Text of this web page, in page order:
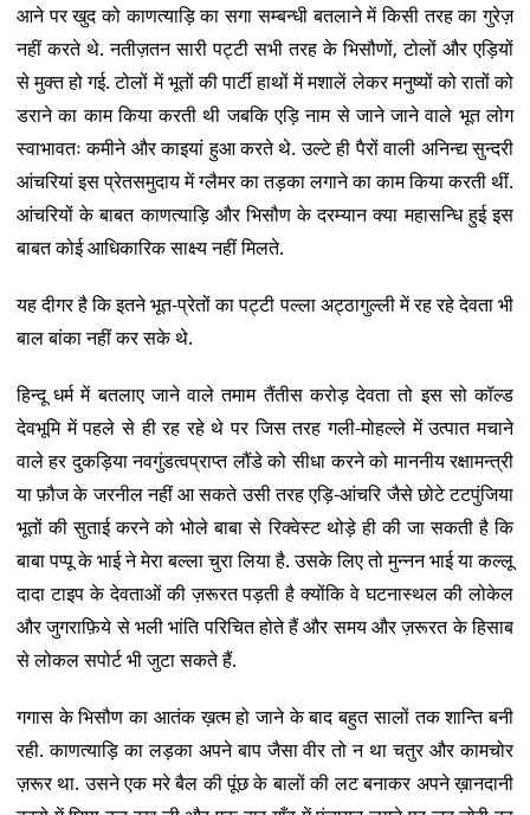
आने पर खुद को काणत्याड़ि का सगा सम्बन्धी बतलाने में किसी तरह का गुरेज़
नहीं करते थे. नतीज़तन सारी पट्टी सभी तरह के भिसौणों, टोलों और एड़ियों
से मुक्त हो गई. टोलों में भूतों की पार्टी हाथों में मशालें लेकर मनुष्यों को रातों को
डराने का काम किया करती थी जबकि एड़ि नाम से जाने जाने वाले भूत लोग
स्वाभावतः कमीने और काइयां हुआ करते थे. उल्टे ही पैरों वाली अनिन्द्य सुन्दरी
आंचरियां इस प्रेतसमुदाय में ग्लैमर का तड़का लगाने का काम किया करती थीं.
आंचरियों के बाबत काणत्याड़ि और भिसौण के दरम्यान क्या महासन्धि हुई इस
बाबत कोई आधिकारिक साक्ष्य नहीं मिलते.
यह दीगर है कि इतने भूत-प्रेतों का पट्टी पल्ला अट्ठागुल्ली में रह रहे देवता भी
बाल बांका नहीं कर सके थे.
हिन्दू धर्म में बतलाए जाने वाले तमाम तैंतीस करोड़ देवता तो इस सो कॉल्ड
देवभूमि में पहले से ही रह रहे थे पर जिस तरह गली-मोहल्ले में उत्पात मचाने
वाले हर दुकड़िया नवगुंडत्वप्राप्त लौंडे को सीधा करने को माननीय रक्षामन्त्री
या फ़ौज के जरनील नहीं आ सकते उसी तरह एड़ि-आंचरि जैसे छोटे टटपुंजिया
भूतों की सुताई करने को भोले बाबा से रिक्वेस्ट थोड़े ही की जा सकती है कि
बाबा पप्पू के भाई ने मेरा बल्ला चुरा लिया है. उसके लिए तो मुन्नन भाई या कल्लू
दादा टाइप के देवताओं की ज़रूरत पड़ती है क्योंकि वे घटनास्थल की लोकेल
और जुगराफ़िये से भली भांति परिचित होते हैं और समय और ज़रूरत के हिसाब
से लोकल सपोर्ट भी जुटा सकते हैं.
गगास के भिसौण का आतंक ख़त्म हो जाने के बाद बहुत सालों तक शान्ति बनी
रही. काणत्याड़ि का लड़का अपने बाप जैसा वीर तो न था चतुर और कामचोर
ज़रूर था. उसने एक मरे बैल की पूंछ के बालों की लट बनाकर अपने ख़ानदानी